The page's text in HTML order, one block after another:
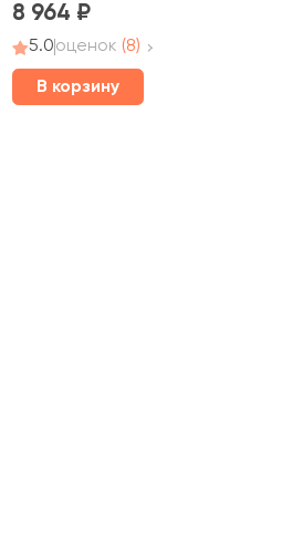
8 964
5.0оценок (8)
В корзину
(6 полок)